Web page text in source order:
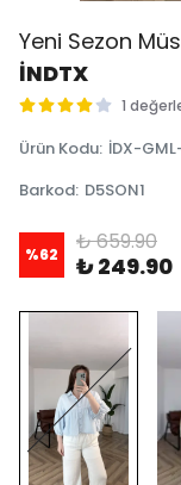
Yeni Sezon
İNDTX
1
Ürün Kodu: İDX-
Barkod: D5SON1
%62 ₺ 659.90
₺ 249.90